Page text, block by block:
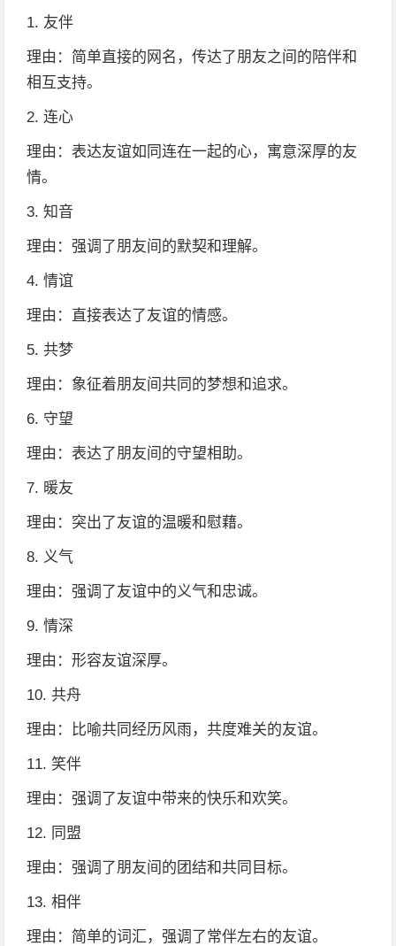
1. 友伴
理由：简单直接的网名，传达了朋友之间的陪伴和
相互支持。
2. 连心
理由：表达友谊如同连在一起的心，寓意深厚的友
情。
3. 知音
理由：强调了朋友间的默契和理解。
4. 情谊
理由：直接表达了友谊的情感。
5. 共梦
理由：象征着朋友间共同的梦想和追求。
6. 守望
理由：表达了朋友间的守望相助。
7. 暖友
理由：突出了友谊的温暖和慰藉。
8. 义气
理由：强调了友谊中的义气和忠诚。
9. 情深
理由：形容友谊深厚。
10. 共舟
理由：比喻共同经历风雨，共度难关的友谊。
11. 笑伴
理由：强调了友谊中带来的快乐和欢笑。
12. 同盟
理由：强调了朋友间的团结和共同目标。
13. 相伴
理由：简单的词汇，强调了常伴左右的友谊。